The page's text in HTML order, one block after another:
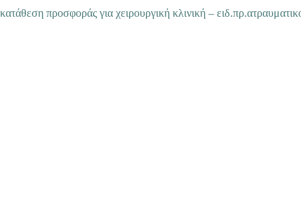
κατάθεση προσφοράς για χειρουργική κλινική –